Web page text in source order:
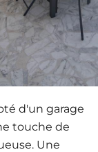
d'un garage
touche de
Une